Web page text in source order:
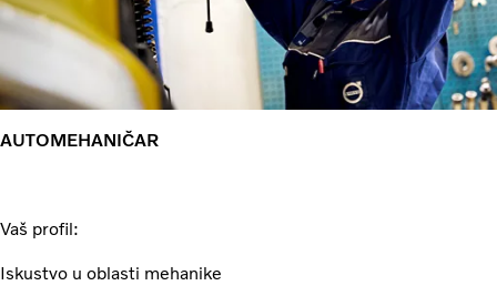
O nama
Volvo Truck Builder
Javite nam se
AUTOMEHANIČAR
Vaš profil:
Iskustvo u oblasti mehanike